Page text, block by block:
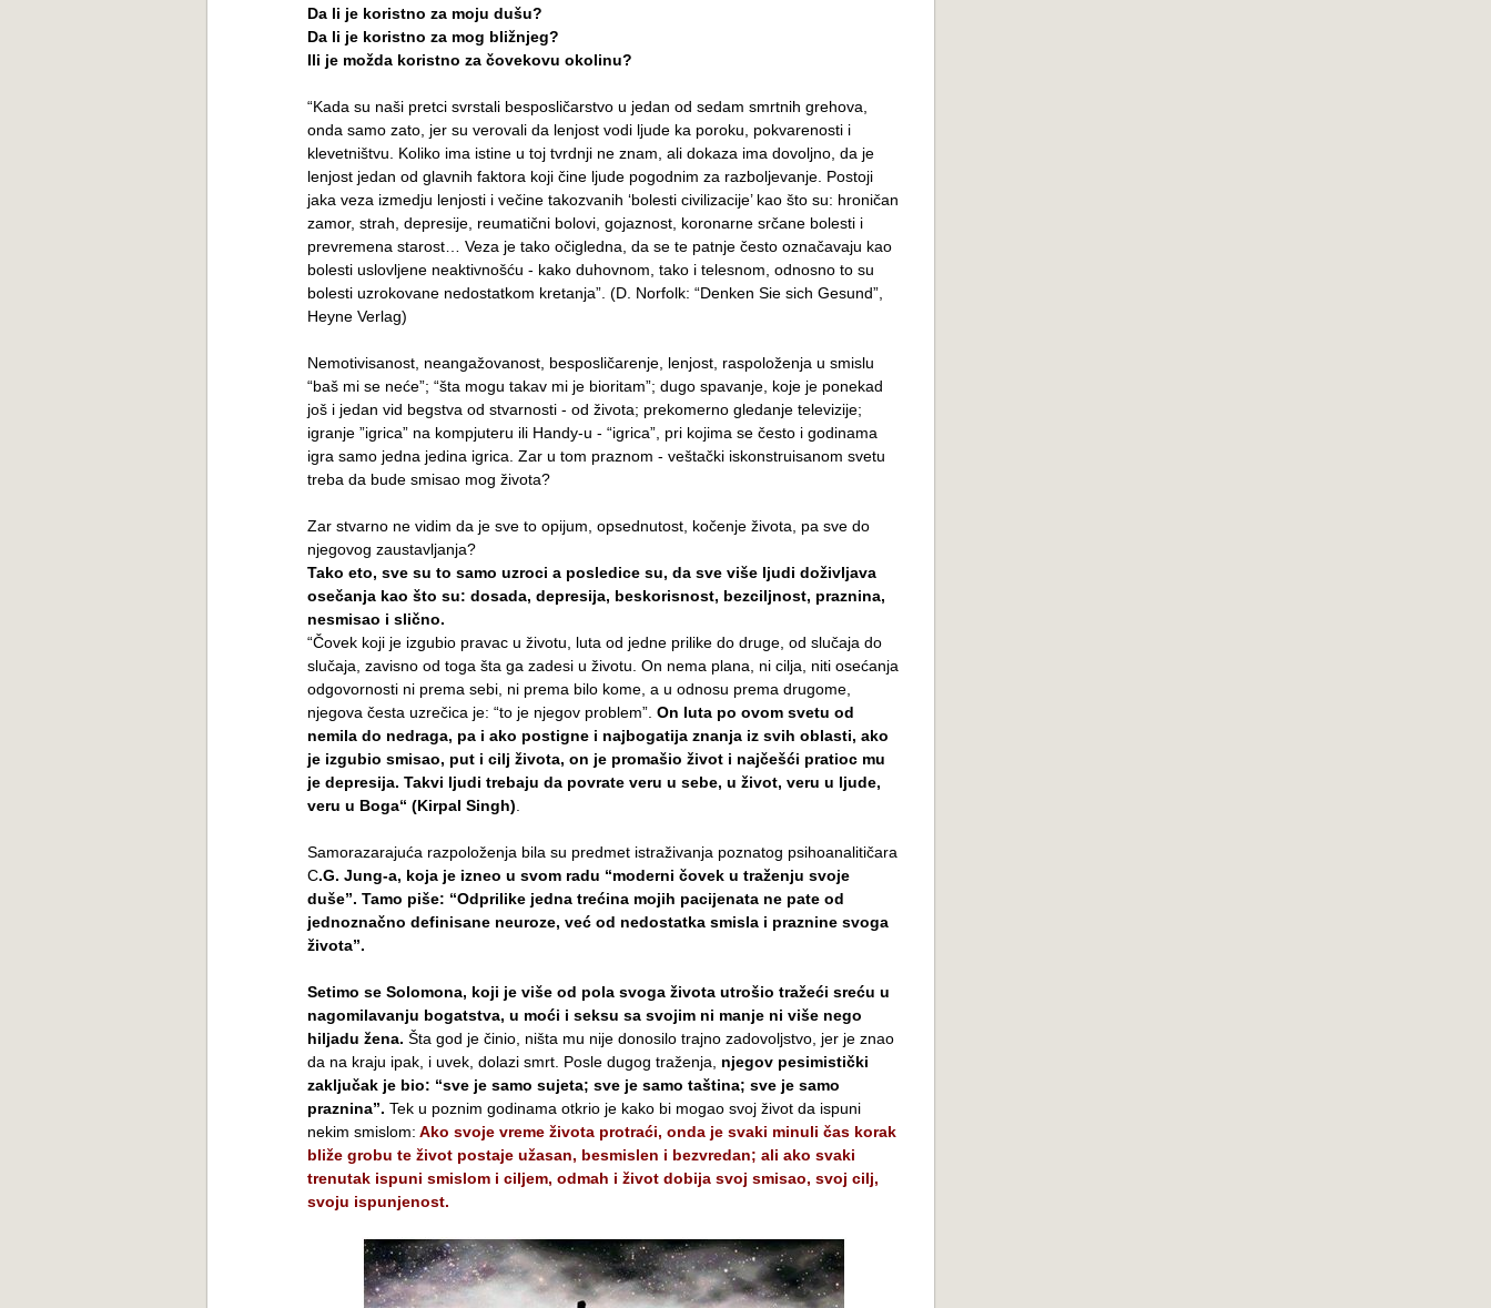
Da li je koristno za moju dušu?
Da li je koristno za mog bližnjeg?
Ili je možda koristno za čovekovu okolinu?
“Kada su naši pretci svrstali besposličarstvo u jedan od sedam smrtnih grehova,
onda samo zato, jer su verovali da lenjost vodi ljude ka poroku, pokvarenosti i
klevetništvu. Koliko ima istine u toj tvrdnji ne znam, ali dokaza ima dovoljno, da je
lenjost jedan od glavnih faktora koji čine ljude pogodnim za razboljevanje. Postoji
jaka veza izmedju lenjosti i večine takozvanih ‘bolesti civilizacije’ kao što su: hroničan
zamor, strah, depresije, reumatični bolovi, gojaznost, koronarne srčane bolesti i
prevremena starost… Veza je tako očigledna, da se te patnje često označavaju kao
bolesti uslovljene neaktivnošću - kako duhovnom, tako i telesnom, odnosno to su
bolesti uzrokovane nedostatkom kretanja”. (D. Norfolk: “Denken Sie sich Gesund”,
Heyne Verlag)
Nemotivisanost, neangažovanost, besposličarenje, lenjost, raspoloženja u smislu
“baš mi se neće”; “šta mogu takav mi je bioritam”; dugo spavanje, koje je ponekad
još i jedan vid begstva od stvarnosti - od života; prekomerno gledanje televizije;
igranje ”igrica” na kompjuteru ili Handy-u - “igrica”, pri kojima se često i godinama
igra samo jedna jedina igrica. Zar u tom praznom - veštački iskonstruisanom svetu
treba da bude smisao mog života?
Zar stvarno ne vidim da je sve to opijum, opsednutost, kočenje života, pa sve do
njegovog zaustavljanja?
Tako eto, sve su to samo uzroci a posledice su, da sve više ljudi doživljava
osečanja kao što su: dosada, depresija, beskorisnost, bezciljnost, praznina,
nesmisao i slično.
“Čovek koji je izgubio pravac u životu, luta od jedne prilike do druge, od slučaja do
slučaja, zavisno od toga šta ga zadesi u životu. On nema plana, ni cilja, niti osećanja
odgovornosti ni prema sebi, ni prema bilo kome, a u odnosu prema drugome,
njegova česta uzrečica je: “to je njegov problem”. On luta po ovom svetu od
nemila do nedraga, pa i ako postigne i najbogatija znanja iz svih oblasti, ako
je izgubio smisao, put i cilj života, on je promašio život i najčešći pratioc mu
je depresija. Takvi ljudi trebaju da povrate veru u sebe, u život, veru u ljude,
veru u Boga“ (Kirpal Singh)
Samorazarajuća razpoloženja bila su predmet istraživanja poznatog psihoanalitičara
C.G. Jung-a, koja je izneo u svom radu “moderni čovek u traženju svoje
duše”. Tamo piše: “Odprilike jedna trećina mojih pacijenata ne pate od
jednoznačno definisane neuroze, već od nedostatka smisla i praznine svoga
života”.
Setimo se Solomona, koji je više od pola svoga života utrošio tražeći sreću u
nagomilavanju bogatstva, u moći i seksu sa svojim ni manje ni više nego
hiljadu žena. Šta god je činio, ništa mu nije donosilo trajno zadovoljstvo, jer je znao
da na kraju ipak, i uvek, dolazi smrt. Posle dugog traženja, njegov pesimistički
zaključak je bio: “sve je samo sujeta; sve je samo taština; sve je samo
praznina”. Tek u poznim godinama otkrio je kako bi mogao svoj život da ispuni
nekim smislom: Ako svoje vreme života protraći, onda je svaki minuli čas korak
bliže grobu te život postaje užasan, besmislen i bezvredan; ali ako svaki
trenutak ispuni smislom i ciljem, odmah i život dobija svoj smisao, svoj cilj,
svoju ispunjenost.